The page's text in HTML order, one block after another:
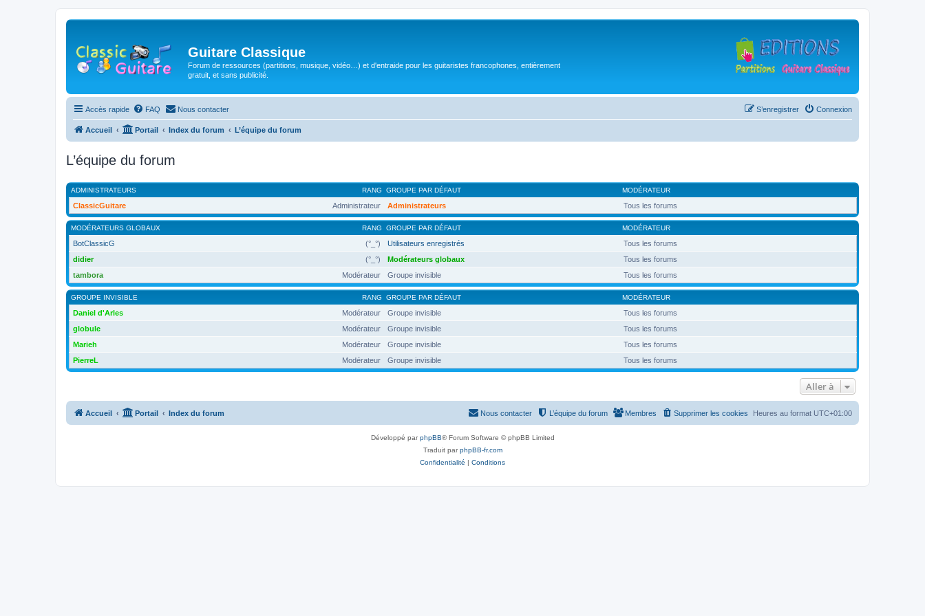
Guitare Classique
Forum de ressources (partitions, musique, vidéo…) et d'entraide pour les guitaristes francophones, entièrement
gratuit, et sans publicité.
Accès rapide FAQ Nous contacter Connexion
S’enregistrer
Accueil Portail Index du forum L’équipe du forum
L’équipe du forum
RANG
ADMINISTRATEURS GROUPE PAR DÉFAUT MODÉRATEUR
Administrateur
ClassicGuitare Administrateurs Tous les forums
RANG
MODÉRATEURS GLOBAUX GROUPE PAR DÉFAUT MODÉRATEUR
(°_°)
BotClassicG Utilisateurs enregistrés
Tous les forums
(°_°)
didier Modérateurs globaux
Tous les forums
Modérateur
tambora Groupe invisible Tous les forums
RANG
GROUPE INVISIBLE GROUPE PAR DÉFAUT MODÉRATEUR
Modérateur
Daniel d'Arles Groupe invisible
Tous les forums
Modérateur
globule Groupe invisible
Tous les forums
Modérateur
Marieh Groupe invisible
Tous les forums
Modérateur
PierreL Groupe invisible Tous les forums
Aller à
Accueil Portail Index du forum Heures au format UTC+01:00
Supprimer les cookies
Membres
L’équipe du forum
Nous contacter
Développé parphpBB® Forum Software © phpBB Limited
Traduit parphpBB-fr.com
Confidentialité | Conditions